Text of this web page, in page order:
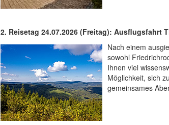
2. Reisetag 24.07.2026 (Freitag): Ausflugsfahrt
Nach einem
sowohl
Ihnen viel
Möglichkeit, sich
gemeinsames